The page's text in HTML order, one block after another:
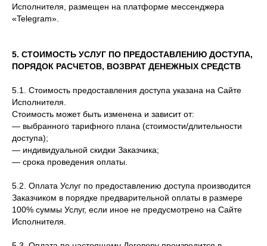
Исполнителя, размещен на платформе мессенджера
«Telegram».
5. СТОИМОСТЬ УСЛУГ ПО ПРЕДОСТАВЛЕНИЮ ДОСТУПА,
ПОРЯДОК РАСЧЕТОВ, ВОЗВРАТ ДЕНЕЖНЫХ СРЕДСТВ
5.1. Стоимость предоставления доступа указана на Сайте
Исполнителя.
Стоимость может быть изменена и зависит от:
— выбранного тарифного плана (стоимости/длительности
доступа);
— индивидуальной скидки Заказчика;
— срока проведения оплаты.
5.2. Оплата Услуг по предоставлению доступа производится
Заказчиком в порядке предварительной оплаты в размере
100% суммы Услуг, если иное не предусмотрено на Сайте
Исполнителя.